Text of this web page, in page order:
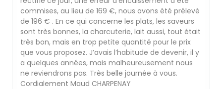
commises, au lieu de 169 €, nous avons été prélevé
de 196 € . En ce qui concerne les plats, les saveurs
sont très bonnes, la charcuterie, lait aussi, tout était
très bon, mais en trop petite quantité pour le prix
que vous proposez. J’avais l’habitude de devenir, il y
a quelques années, mais malheureusement nous
ne reviendrons pas. Très belle journée à vous.
Cordialement Maud CHARPENAY